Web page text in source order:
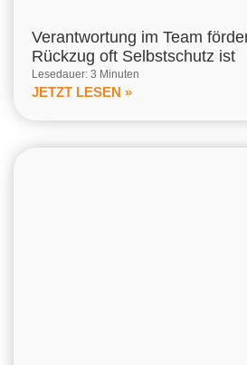
Verantwortung im Team
Rückzug oft Selbstschutz ist
Lesedauer: 3 Minuten
JETZT LESEN »